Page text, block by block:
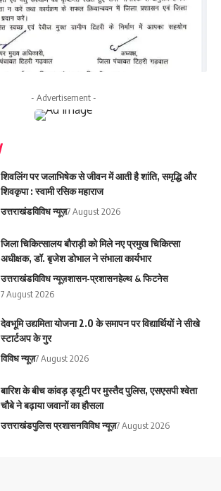
- Advertisement -
शिवलिंग पर जलाभिषेक से जीवन में आती है शांति, समृद्धि और
शिवकृपा : स्वामी रसिक महाराज
उत्तराखंडविविध न्यूज़7 August 2026
जिला चिकित्सालय बौराड़ी को मिले नए प्रमुख चिकित्सा
अधीक्षक, डॉ. बृजेश डोभाल ने संभाला कार्यभार
उत्तराखंडविविध न्यूज़शासन-प्रशासनहेल्थ & फिटनेस
7 August 2026
देवभूमि उद्यमिता योजना 2.0 के समापन पर विद्यार्थियों ने सीखे
स्टार्टअप के गुर
विविध न्यूज़7 August 2026
बारिश के बीच कांवड़ ड्यूटी पर मुस्तैद पुलिस, एसएसपी श्वेता
चौबे ने बढ़ाया जवानों का हौसला
उत्तराखंडपुलिस प्रशासनविविध न्यूज़7 August 2026